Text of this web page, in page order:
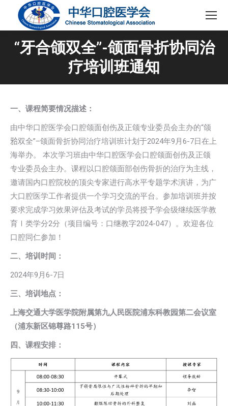
“牙合颌双全”-颌面骨折协同治
疗培训班通知
一、课程简要情况描述：
由中华口腔医学会口腔颌面创伤及正颌专业委员会主办的“颌
𬌗双全”–颌面骨折协同治疗培训班计划于2024年9月6-7日在上
海举办。 本次学习班由中华口腔医学会口腔颌面创伤及正颌
专业委员会主办。课程以口腔颌面部创伤骨折的治疗为主线，
邀请国内口腔院校的顶尖专家进行高水平专题学术演讲，为广
大口腔医学工作者提供一个学习交流的平台。参加培训班并按
要求完成学习效果评估及考试的学员将授予学会级继续医学教
育Ⅰ类学分2分（项目编号：口继教字2024-047）。欢迎各位
口腔同仁参加！
二、培训时间：
2024年9月6-7日
三、培训地点：
上海交通大学医学院附属第九人民医院浦东科教园第二会议室
（浦东新区锦尊路115号）
四、课程安排：